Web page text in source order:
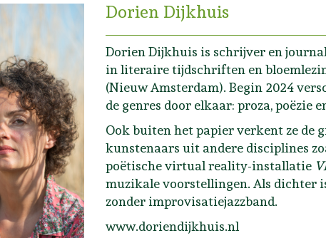
Dorien Dijkhuis
Dorien Dijkhuis is schrijver en
in literaire tijdschriften en
(Nieuw Amsterdam). Begin 2024
de genres door elkaar: proza, poëzie
Ook buiten het papier verkent ze de
kunstenaars uit andere disciplines
poëtische virtual reality-installatie
muzikale voorstellingen. Als dichter
zonder improvisatiejazzband.
www.doriendijkhuis.nl